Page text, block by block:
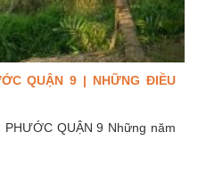
QUẬN 9 | NHỮNG ĐIỀU
PHƯỚC QUẬN 9 Những năm